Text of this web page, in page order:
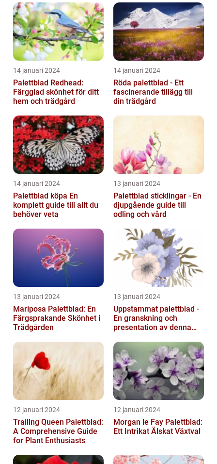
14 januari 2024
Palettblad Redhead:
Färgglad skönhet för ditt
hem och trädgård
14 januari 2024
Röda palettblad - Ett
fascinerande tillägg till
din trädgård
14 januari 2024
Palettblad köpa En
komplett guide till allt du
behöver veta
13 januari 2024
Palettblad sticklingar - En
djupgående guide till
odling och vård
13 januari 2024
Mariposa Palettblad: En
Färgsprakande Skönhet i
Trädgården
13 januari 2024
Uppstammat palettblad -
En granskning och
presentation av denna
12 januari 2024
Trailing Queen Palettblad:
A Comprehensive Guide
for Plant Enthusiasts
12 januari 2024
Morgan le Fay Palettblad:
Ett Intrikat Älskat Växtval